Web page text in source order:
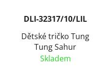
DLI-32317/10/LIL
Dětské tričko Tung
Tung Sahur
Skladem